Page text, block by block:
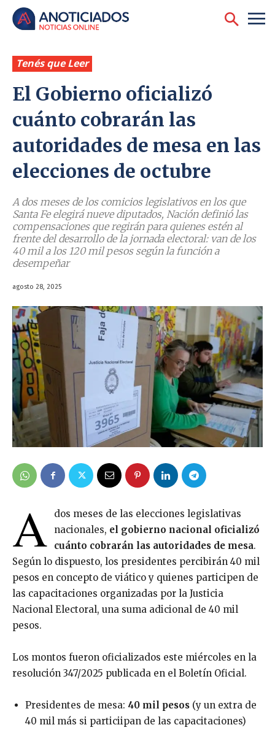
Tenés que Leer
El Gobierno oficializó
cuánto cobrarán las
autoridades de mesa en las
elecciones de octubre
A dos meses de los comicios legislativos en los que
Santa Fe elegirá nueve diputados, Nación definió las
compensaciones que regirán para quienes estén al
frente del desarrollo de la jornada electoral: van de los
40 mil a los 120 mil pesos según la función a
desempeñar
agosto 28, 2025
A
dos meses de las elecciones legislativas
nacionales, el gobierno nacional oficializó
cuánto cobrarán las autoridades de mesa.
Según lo dispuesto, los presidentes percibirán 40 mil
pesos en concepto de viático y quienes participen de
las capacitaciones organizadas por la Justicia
Nacional Electoral, una suma adicional de 40 mil
pesos.
Los montos fueron oficializados este miércoles en la
resolución 347/2025 publicada en el Boletín Oficial.
Presidentes de mesa: 40 mil pesos (y un extra de
40 mil más si particiipan de las capacitaciones)